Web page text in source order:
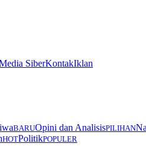
SiberKontakIklan
BARUOpini dan AnalisisPILIHAN
HOTPolitikPOPULER